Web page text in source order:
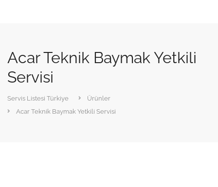
Acar Teknik Baymak Yetkili
Servisi
Servis Listesi Türkiye
Ürünler
Acar Teknik Baymak Yetkili Servisi